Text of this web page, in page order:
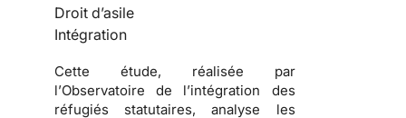
Droit d’asile
Intégration
Cette étude, réalisée par
l’Observatoire de l’intégration des
réfugiés statutaires, analyse les